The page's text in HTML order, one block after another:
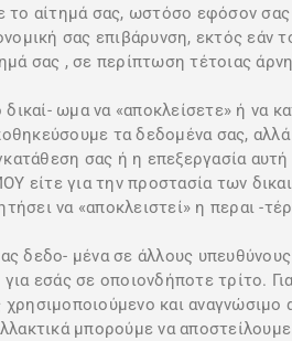
αίτημά σας, ωστόσο εφόσον
σας επιβάρυνση, εκτός εάν
σας , σε περίπτωση τέτοιας
ωμα να «αποκλείσετε» ή να
τα δεδομένα σας,
σας ή η επεξεργασία αυτή
για την προστασία των
να «αποκλειστεί» η περαι -
δεδο- μένα σε άλλους
εσάς σε οποιονδήποτε τρίτο.
και
μπορούμε να